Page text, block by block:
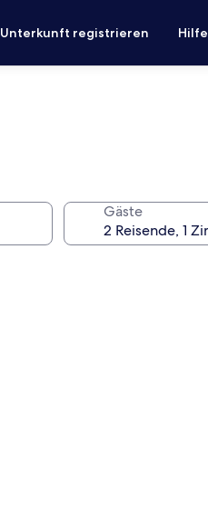
Unterkunft registrieren Hilfe
Gäste